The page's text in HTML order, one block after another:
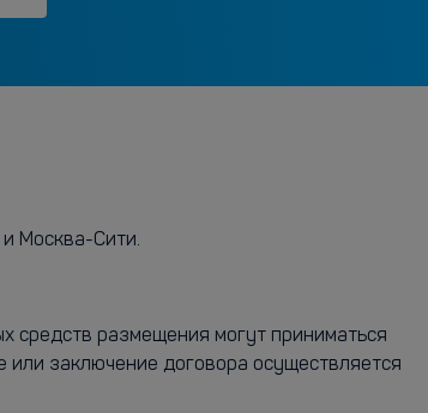
Москва-Сити.
средств размещения могут приниматься
или заключение договора осуществляется